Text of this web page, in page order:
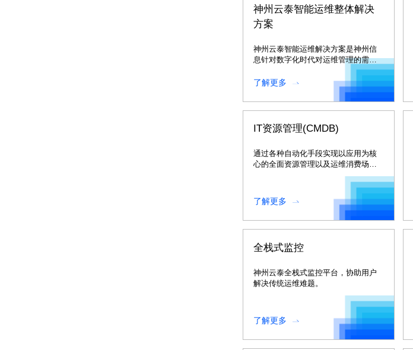
神州云泰智能运维整体解决
方案
神州云泰智能运维解决方案是神州信
息针对数字化时代对运维管理的需
求，自主研发的“监管控析”一体化智能
运维解决方案。
了解更多
IT资源管理(CMDB)
通过各种自动化手段实现以应用为核
心的全面资源管理以及运维消费场景
共享，支撑数据驱动的智能化运维新
模式，还能为人行监管等提供高质量
的上报数据。
了解更多
全栈式监控
神州云泰全栈式监控平台，协助用户
解决传统运维难题。
了解更多